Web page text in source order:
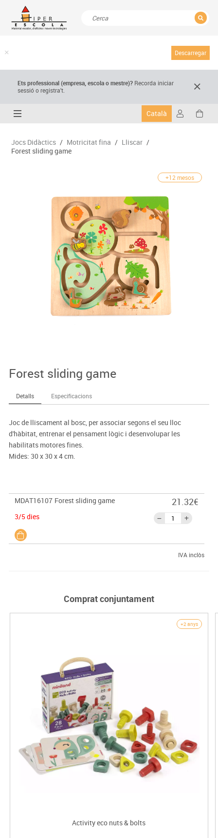
Descarregar
Ets professional (empresa,escola o mestre)? Recorda iniciar
sessió o registra't.
Català
Jocs Didàctics / Motricitat fina / Lliscar /
Forest sliding game
+12 mesos
Forest sliding game
Detalls Especificacions
Joc de lliscament al bosc, per associar segons el seu lloc
d'hàbitat, entrenar el pensament lògic i desenvolupar les
habilitats motores fines.
Mides: 30 x 30 x 4 cm.
MDAT16107 Forest sliding game
3/5 dies
21.32€
IVA inclòs
Comprat conjuntament
+2 anys
Activity eco nuts & bolts